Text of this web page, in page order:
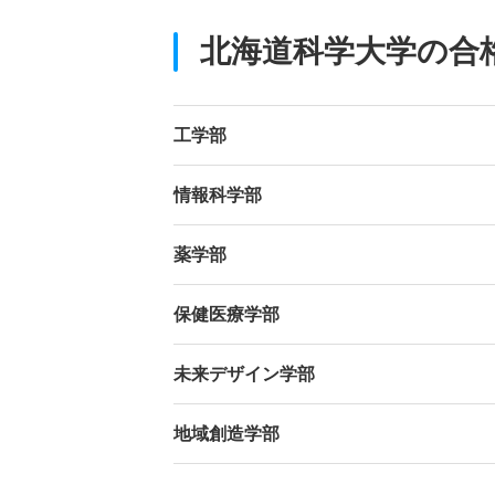
北海道科学大学の合
工学部
情報科学部
薬学部
保健医療学部
未来デザイン学部
地域創造学部